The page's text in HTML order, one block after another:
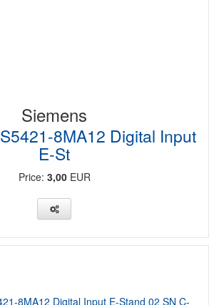
Siemens
8MA12 Digital Input
E-St
Price: 3,00EUR